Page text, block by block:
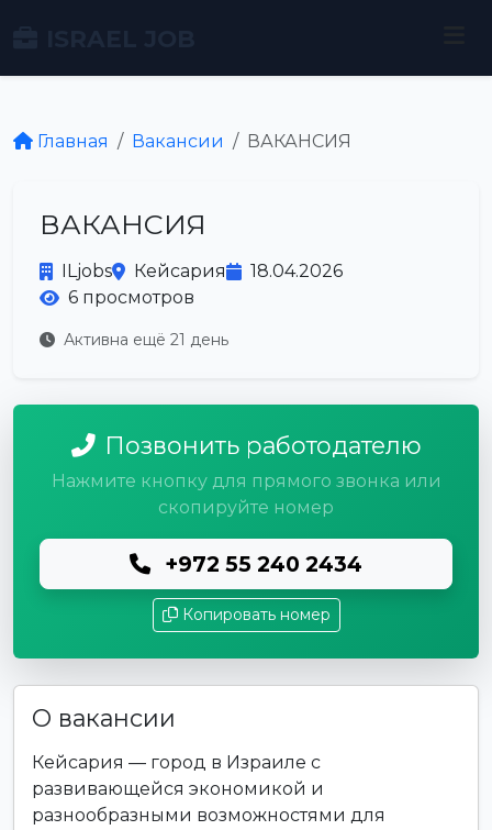
Главная Вакансии ВАКАНСИЯ
ВАКАНСИЯ
ILjobs Кейсария
18.04.2026
6 просмотров
Активна ещё 21 день
Позвонить работодателю
Нажмите кнопку для прямого звонка или
скопируйте номер
+972 55 240 2434
Копировать номер
О вакансии
Кейсария — город в Израиле с
развивающейся экономикой и
разнообразными возможностями для